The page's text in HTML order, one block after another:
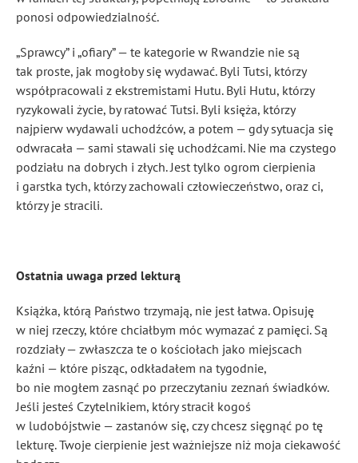
ponosi odpowiedzialność.
„Sprawcy” i „ofiary” — te kategorie w Rwandzie nie są
tak proste, jak mogłoby się wydawać. Byli Tutsi, którzy
współpracowali z ekstremistami Hutu. Byli Hutu, którzy
ryzykowali życie, by ratować Tutsi. Byli księża, którzy
najpierw wydawali uchodźców, a potem — gdy sytuacja się
odwracała — sami stawali się uchodźcami. Nie ma czystego
podziału na dobrych i złych. Jest tylko ogrom cierpienia
i garstka tych, którzy zachowali człowieczeństwo, oraz ci,
którzy je stracili.
Ostatnia uwaga przed lekturą
Książka, którą Państwo trzymają, nie jest łatwa. Opisuję
w niej rzeczy, które chciałbym móc wymazać z pamięci. Są
rozdziały — zwłaszcza te o kościołach jako miejscach
kaźni — które pisząc, odkładałem na tygodnie,
bo nie mogłem zasnąć po przeczytaniu zeznań świadków.
Jeśli jesteś Czytelnikiem, który stracił kogoś
w ludobójstwie — zastanów się, czy chcesz sięgnąć po tę
lekturę. Twoje cierpienie jest ważniejsze niż moja ciekawość